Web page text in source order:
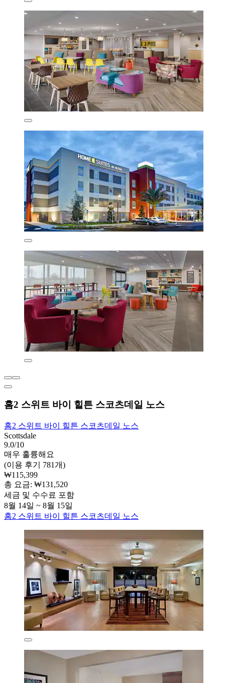
홈2 스위트 바이 힐튼 스코츠데일 노스
홈2 스위트 바이 힐튼 스코츠데일 노스
Scottsdale
9.0/10
매우 훌륭해요
(이용 후기 781개)
₩115,399
총 요금: ₩131,520
세금 및 수수료 포함
8월 14일 ~ 8월 15일
홈2 스위트 바이 힐튼 스코츠데일 노스